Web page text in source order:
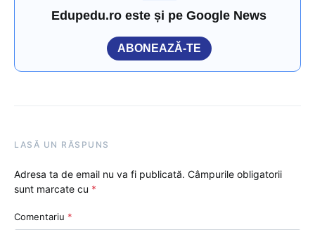
Edupedu.ro este și pe Google News
ABONEAZĂ-TE
LASĂ UN RĂSPUNS
Adresa ta de email nu va fi publicată. Câmpurile obligatorii
sunt marcate cu *
Comentariu *